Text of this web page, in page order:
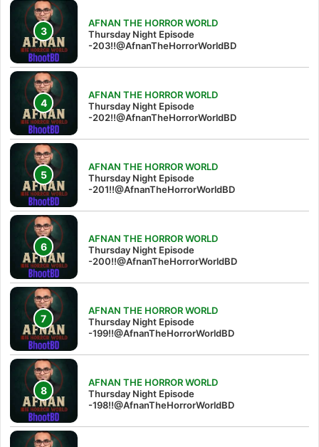
AFNAN THE HORROR WORLD
Thursday Night Episode
-203!!@AfnanTheHorrorWorldBD
AFNAN THE HORROR WORLD
Thursday Night Episode
-202!!@AfnanTheHorrorWorldBD
AFNAN THE HORROR WORLD
Thursday Night Episode
-201!!@AfnanTheHorrorWorldBD
AFNAN THE HORROR WORLD
Thursday Night Episode
-200!!@AfnanTheHorrorWorldBD
AFNAN THE HORROR WORLD
Thursday Night Episode
-199!!@AfnanTheHorrorWorldBD
AFNAN THE HORROR WORLD
Thursday Night Episode
-198!!@AfnanTheHorrorWorldBD